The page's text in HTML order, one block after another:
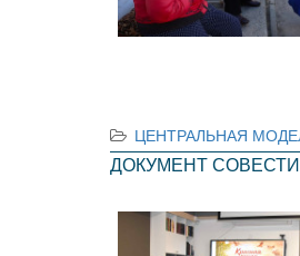
ЦЕНТРАЛЬНАЯ
ДОКУМЕНТ